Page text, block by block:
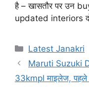
है – खासतौर पर उन
updated interiors
Categories
Latest Janakri
Maruti Suzuki
33kmpl माइलेज,